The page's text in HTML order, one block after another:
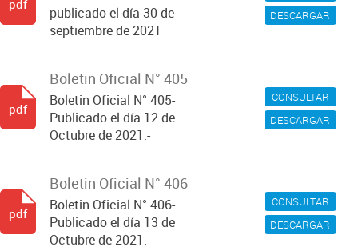
DESCARGAR
publicado el día 30 de
septiembre de 2021
pdf
CONSULTAR
DESCARGAR
Boletin Oficial N° 405
Boletin Oficial N° 405-
Publicado el día 12 de
Octubre de 2021.-
pdf
CONSULTAR
DESCARGAR
Boletin Oficial N° 406
Boletin Oficial N° 406-
Publicado el día 13 de
Octubre de 2021.-
pdf